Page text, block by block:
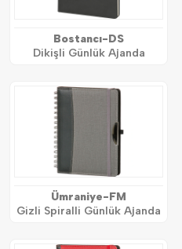
Bostancı-DS
Dikişli Günlük Ajanda
Ümraniye-FM
Gizli Spiralli Günlük Ajanda